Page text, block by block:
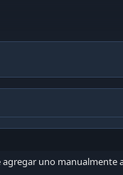
conectar la corriente
cable es decir con un
rápidamente antes
a todo y si les pide
uno manualmente